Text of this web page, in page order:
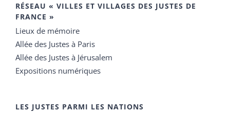
RÉSEAU « VILLES ET VILLAGES DES JUSTES DE
FRANCE »
Lieux de mémoire
Allée des Justes à Paris
Allée des Justes à Jérusalem
Expositions numériques
LES JUSTES PARMI LES NATIONS